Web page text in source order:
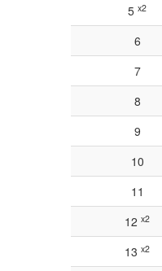
5 x2
6
7
8
9
10
11
12 x2
13 x2